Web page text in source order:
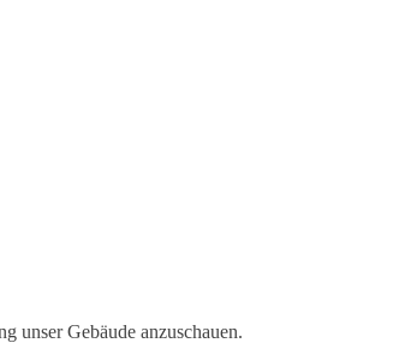
unser Gebäude anzuschauen.